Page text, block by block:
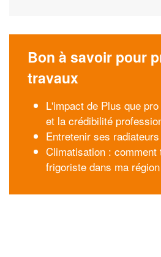
Bon à savoir pour
travaux
L'impact de Plus que
et la crédibilité
Entretenir ses radiateurs
Climatisation :
frigoriste dans ma